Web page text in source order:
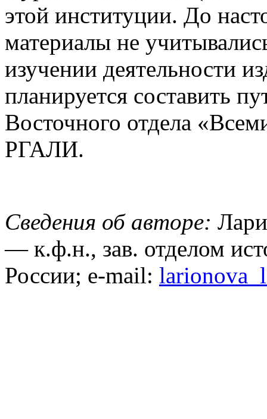
этой институции. До
материалы не
изучении деятельности
планируется составить
Восточного отдела
РГАЛИ.
Сведения об авторе:
— к.ф.н., зав. отделом
России; e-mail: